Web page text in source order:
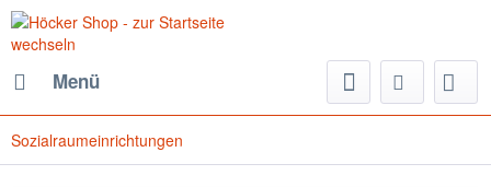
Menü
Sozialraumeinrichtungen